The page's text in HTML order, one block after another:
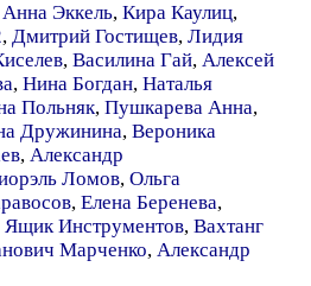
Анна Эккель, Кира Каулиц,
, Дмитрий Гостищев, Лидия
, Василина Гай, Алексей
, Нина Богдан, Наталья
Польняк, Пушкарева Анна,
Дружинина, Вероника
, Александр
Ломов, Ольга
, Елена Беренева,
Ящик Инструментов, Вахтанг
Марченко, Александр